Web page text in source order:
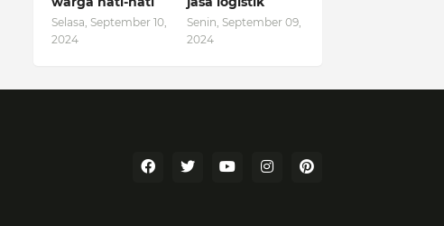
Selasa, September 10,
2024
Senin, September 09,
2024